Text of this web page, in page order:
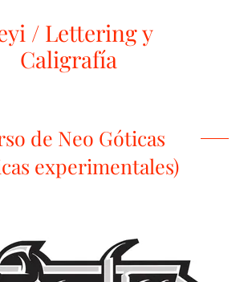
/ Lettering y
Caligrafía
de Neo Góticas
experimentales)